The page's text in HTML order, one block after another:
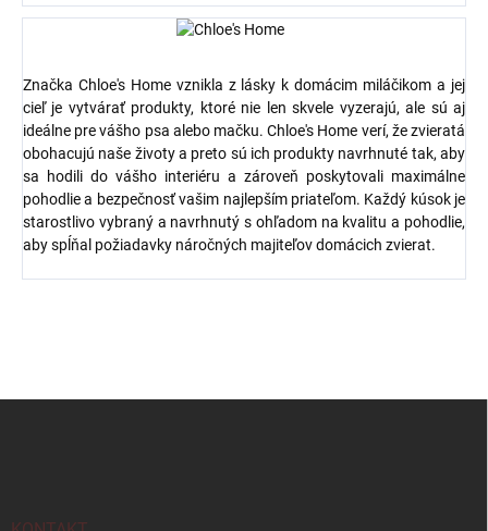
Značka Chloe's Home vznikla z lásky k domácim miláčikom a jej
cieľ je vytvárať produkty, ktoré nie len skvele vyzerajú, ale sú aj
ideálne pre vášho psa alebo mačku. Chloe's Home verí, že zvieratá
obohacujú naše životy a preto sú ich produkty navrhnuté tak, aby
sa hodili do vášho interiéru a zároveň poskytovali maximálne
pohodlie a bezpečnosť vašim najlepším priateľom. Každý kúsok je
starostlivo vybraný a navrhnutý s ohľadom na kvalitu a pohodlie,
aby spĺňal požiadavky náročných majiteľov domácich zvierat.